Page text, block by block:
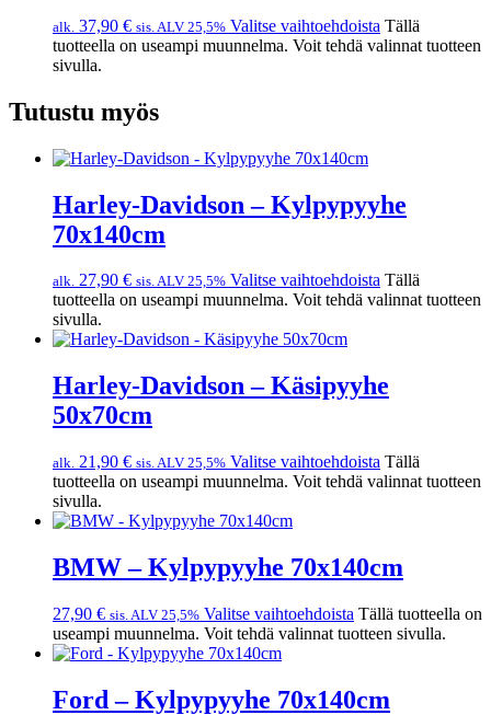
alk. 37,90 € sis. ALV 25,5% Valitse vaihtoehdoista Tällä
tuotteella on useampi muunnelma. Voit tehdä valinnat tuotteen
sivulla.
Tutustu myös
Harley-Davidson – Kylpypyyhe
70x140cm
alk. 27,90 € sis. ALV 25,5% Valitse vaihtoehdoista Tällä
tuotteella on useampi muunnelma. Voit tehdä valinnat tuotteen
sivulla.
Harley-Davidson – Käsipyyhe
50x70cm
alk. 21,90 € sis. ALV 25,5% Valitse vaihtoehdoista Tällä
tuotteella on useampi muunnelma. Voit tehdä valinnat tuotteen
sivulla.
BMW – Kylpypyyhe 70x140cm
27,90 € sis. ALV 25,5% Valitse vaihtoehdoista Tällä tuotteella on
useampi muunnelma. Voit tehdä valinnat tuotteen sivulla.
Ford – Kylpypyyhe 70x140cm